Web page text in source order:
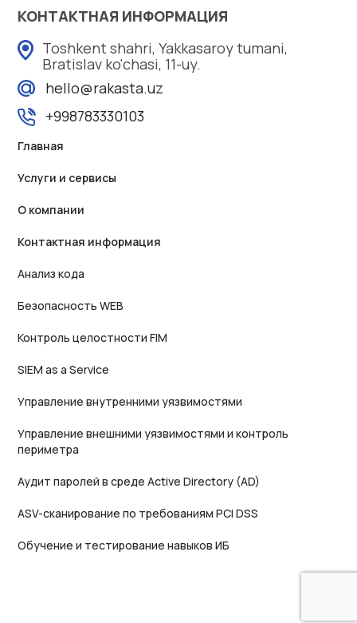
КОНТАКТНАЯ ИНФОРМАЦИЯ
Toshkent shahri, Yakkasaroy tumani,
Bratislav ko'chasi, 11-uy.
hello@rakasta.uz
+998783330103
Главная
Услуги и сервисы
О компании
Контактная информация
Анализ кода
Безопасность WEB
Контроль целостности FIM
SIEM as a Service
Управление внутренними уязвимостями
Управление внешними уязвимостями и контроль
периметра
Аудит паролей в среде Active Directory (AD)
ASV-сканирование по требованиям PCI DSS
Обучение и тестирование навыков ИБ